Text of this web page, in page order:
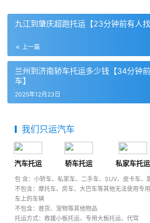
九江到肇庆超跑托运【23分钟前有人找
上一篇
兰州到济南轿车托运多少钱【34分钟
车】
2025年12月23日
我们只运汽车
汽车托运 轿车托运 私家车托运
包 含：小轿车、私家车、二手车、SUV、皮卡车、
不包含：摩托车、房车、大巴车等其他无法使用专
车上的车辆
不包含：普货、宠物等其他物品
托运方式：救援小板托运、专用大板托运、代驾